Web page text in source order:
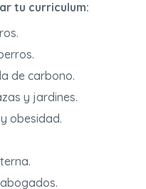
tu curriculum:
de carbono.
y jardines.
obesidad.